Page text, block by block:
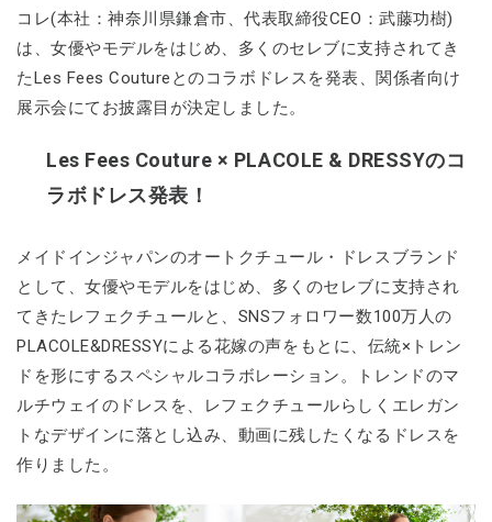
コレ(本社：神奈川県鎌倉市、代表取締役CEO：武藤功樹)
は、女優やモデルをはじめ、多くのセレブに支持されてき
たLes Fees Coutureとのコラボドレスを発表、関係者向け
展示会にてお披露目が決定しました。
Les Fees Couture × PLACOLE & DRESSYのコ
ラボドレス発表！
メイドインジャパンのオートクチュール・ドレスブランド
として、女優やモデルをはじめ、多くのセレブに支持され
てきたレフェクチュールと、SNSフォロワー数100万人の
PLACOLE&DRESSYによる花嫁の声をもとに、伝統×トレン
ドを形にするスペシャルコラボレーション。トレンドのマ
ルチウェイのドレスを、レフェクチュールらしくエレガン
トなデザインに落とし込み、動画に残したくなるドレスを
作りました。